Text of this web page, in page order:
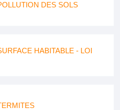
DES SOLS
HABITABLE - LOI